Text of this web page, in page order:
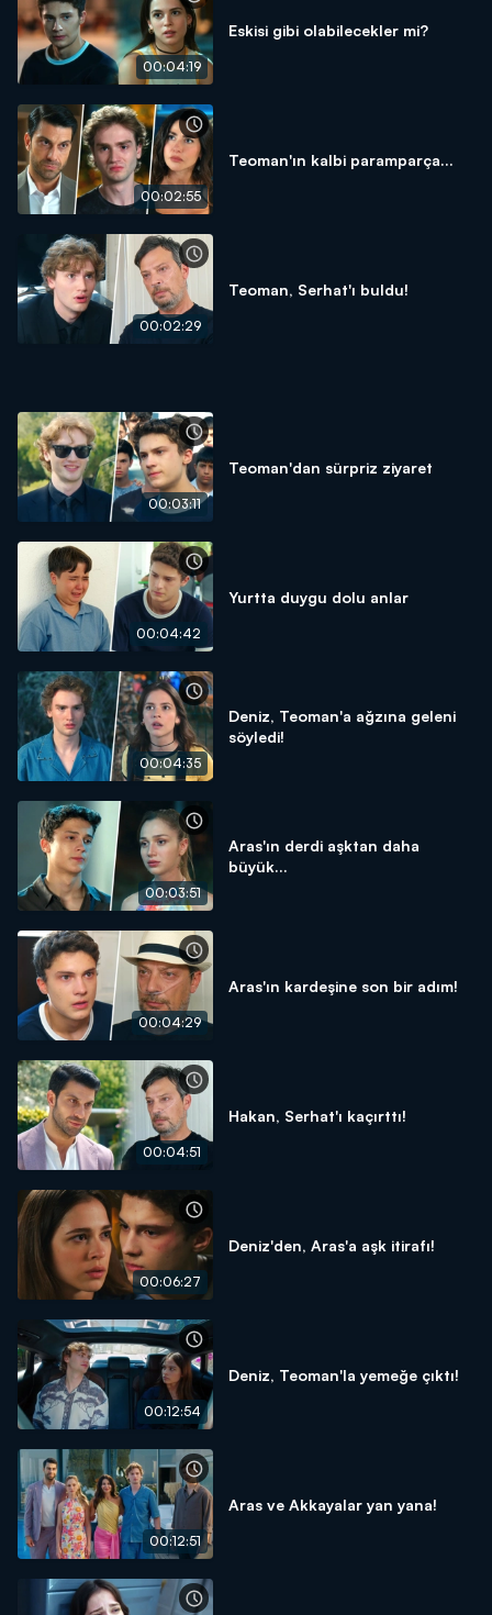
00:04:19
Eskisi gibi olabilecekler mi?
00:02:55
Teoman'ın kalbi paramparça...
00:02:29
Teoman, Serhat'ı buldu!
00:03:11
Teoman'dan sürpriz ziyaret
00:04:42
Yurtta duygu dolu anlar
00:04:35
Deniz, Teoman'a ağzına geleni
söyledi!
00:03:51
Aras'ın derdi aşktan daha
büyük...
00:04:29
Aras'ın kardeşine son bir adım!
00:04:51
Hakan, Serhat'ı kaçırttı!
00:06:27
Deniz'den, Aras'a aşk itirafı!
00:12:54
Deniz, Teoman'la yemeğe çıktı!
00:12:51
Aras ve Akkayalar yan yana!